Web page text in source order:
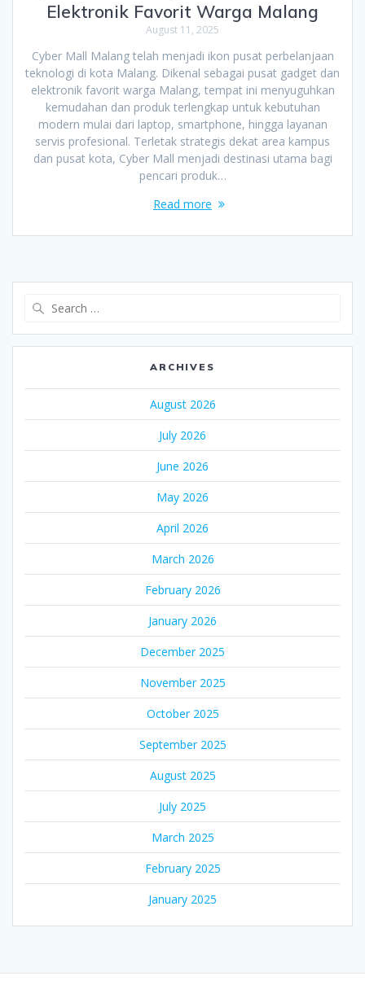
Elektronik Favorit Warga Malang
August 11, 2025
Cyber Mall Malang telah menjadi ikon pusat perbelanjaan
teknologi di kota Malang. Dikenal sebagai pusat gadget dan
elektronik favorit warga Malang, tempat ini menyuguhkan
kemudahan dan produk terlengkap untuk kebutuhan
modern mulai dari laptop, smartphone, hingga layanan
servis profesional. Terletak strategis dekat area kampus
dan pusat kota, Cyber Mall menjadi destinasi utama bagi
pencari produk…
Read more
ARCHIVES
August 2026
July 2026
June 2026
May 2026
April 2026
March 2026
February 2026
January 2026
December 2025
November 2025
October 2025
September 2025
August 2025
July 2025
March 2025
February 2025
January 2025